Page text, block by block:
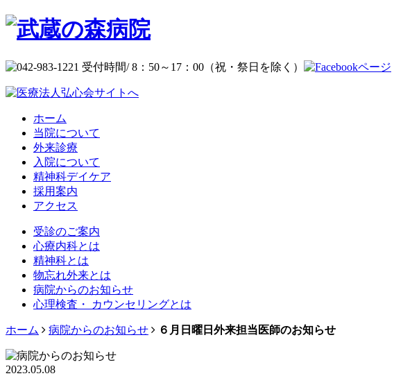
ホーム
当院について
外来診療
入院について
精神科デイケア
採用案内
アクセス
受診のご案内
心療内科とは
精神科とは
物忘れ外来とは
病院からのお知らせ
心理検査・ カウンセリングとは
ホーム 病院からのお知らせ ６月日曜日外来担当医師のお知らせ
2023.05.08